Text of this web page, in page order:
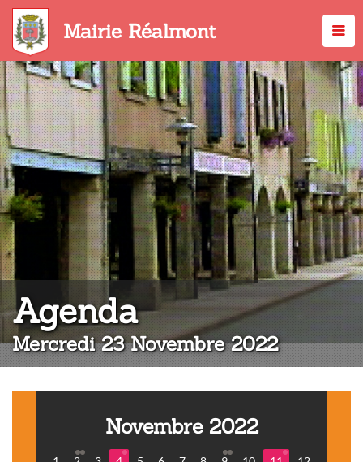
Aller
contenu
principal
Mairie Réalmont
Agenda:
Mercredi 23 Novembre 2022
Novembre 2022